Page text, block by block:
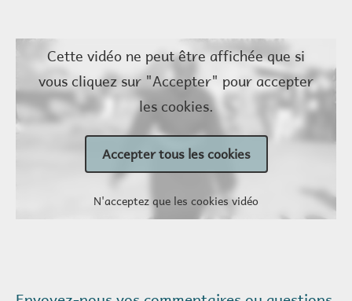
Cette vidéo ne peut être affichée que si
vous cliquez sur "Accepter" pour accepter
les cookies.
Accepter tous les cookies
N'acceptez que les cookies vidéo